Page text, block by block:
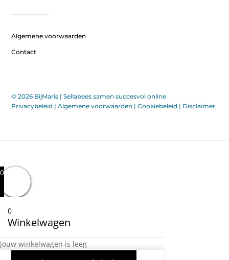
Algemene voorwaarden
Contact
© 2026 BijMaris |Sellabees samen succesvol online
Privacybeleid |Algemene voorwaarden |Cookiebeleid | Disclaimer
0
0
Winkelwagen
Jouw winkelwagen is leeg